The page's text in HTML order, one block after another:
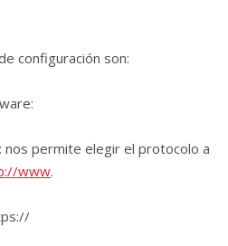
configuración son:
nos permite elegir el protocolo a
www.